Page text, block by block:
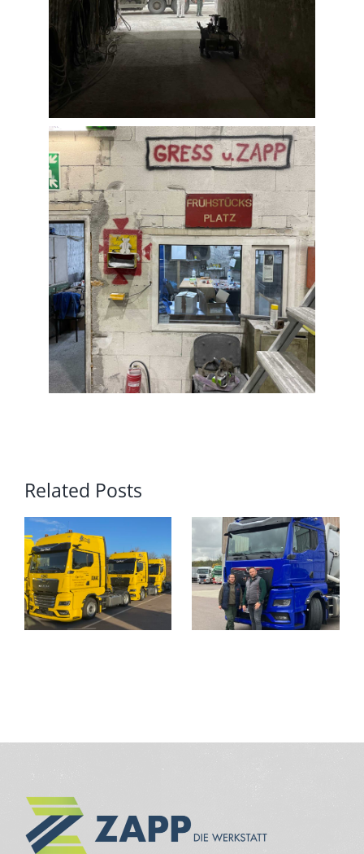
Related Posts